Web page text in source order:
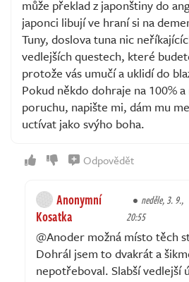
může překlad z japonštiny do
japonci libují ve hraní si na
Tuny, doslova tuna nic
vedlejších questech, které
protože vás umučí a uklidí do
Pokud někdo dohraje na 100%
poruchu, napište mi, dám mu
uctívat jako svýho boha.
Odpovědět
Anonymní
Kosatka
neděle, 3. 9.,
20:55
@Anoder možná místo těch
Dohrál jsem to dvakrát a
nepotřeboval. Slabší vedlejší